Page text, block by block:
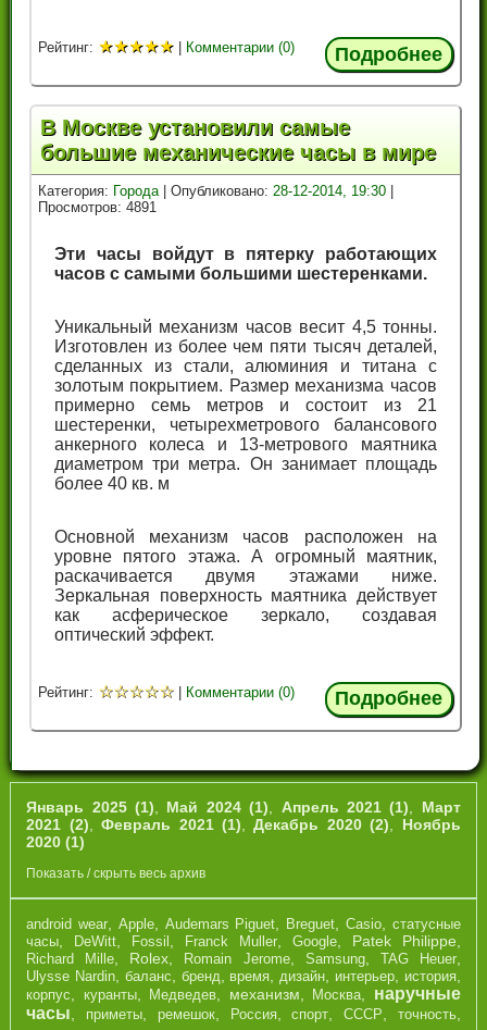
Рейтинг: ★★★★★ Комментарии (0) Подробнее
В Москве установили самые
большие механические часы в мире
Категория: Города | Опубликовано: 28-12-2014, 19:30 |
Просмотров: 4891
Эти часы войдут в пятерку работающих
часов с самыми большими шестеренками.
Уникальный механизм часов весит 4,5 тонны.
Изготовлен из более чем пяти тысяч деталей,
сделанных из стали, алюминия и титана с
золотым покрытием. Размер механизма часов
примерно семь метров и состоит из 21
шестеренки, четырехметрового балансового
анкерного колеса и 13-метрового маятника
диаметром три метра. Он занимает площадь
более 40 кв. м
Основной механизм часов расположен на
уровне пятого этажа. А огромный маятник,
раскачивается двумя этажами ниже.
Зеркальная поверхность маятника действует
как асферическое зеркало, создавая
оптический эффект.
Рейтинг: ☆☆☆☆☆ | Комментарии (0) Подробнее
Январь 2025 (1) Май 2024 (1) Апрель 2021 (1)
Март
2021 (2) ,Февраль 2021 (1) ,Декабрь 2020 (2)
Ноябрь
2020 (1)
Показать / скрыть весь архив
android wear Apple, Audemars Piguet Breguet Casio, cтатусные
часы
DeWitt Fossil Franck Muller, Google, Patek Philippe
Richard Mille Rolex Romain Jerome, Samsung, TAG Heuer,
Ulysse Nardin баланс бренд время дизайн интерьер, история,
корпус куранты, Медведев механизм Москва
наручные
часы
приметы ремешок, Россия,спорт СССР точность,